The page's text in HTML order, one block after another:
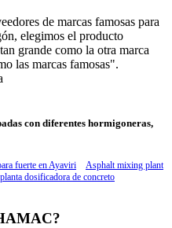
de marcas famosas para
elegimos el producto
grande como la otra marca
las marcas famosas".
con diferentes hormigoneras,
fuerte en Ayaviri
Asphalt mixing plant
planta dosificadora de concreto